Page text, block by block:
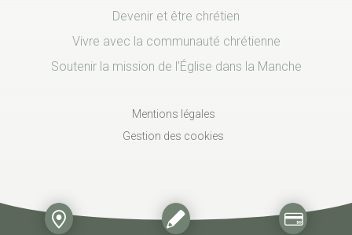
Devenir et être chrétien
Vivre avec la communauté chrétienne
Soutenir la mission de l’Église dans la Manche
Mentions légales
Gestion des cookies